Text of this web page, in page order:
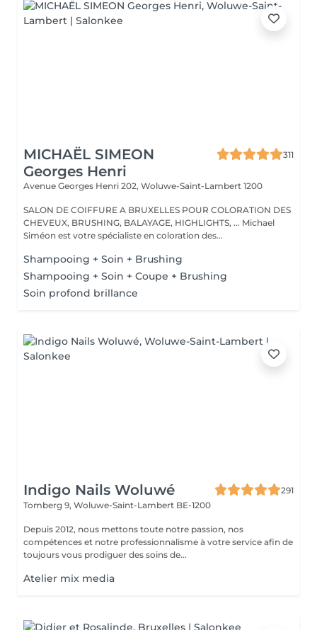
MICHAËL SIMEON
Georges Henri
311
Avenue Georges Henri 202, Woluwe-Saint-Lambert 1200
SALON DE COIFFURE A BRUXELLES POUR COLORATION DES
CHEVEUX, BRUSHING, BALAYAGE, HIGHLIGHTS, ... Michael
Siméon est votre spécialiste en coloration des...
Shampooing + Soin + Brushing
Shampooing + Soin + Coupe + Brushing
Soin profond brillance
Indigo Nails Woluwé
291
Tomberg 9, Woluwe-Saint-Lambert BE-1200
Depuis 2012, nous mettons toute notre passion, nos
compétences et notre professionnalisme à votre service afin de
toujours vous prodiguer des soins de...
Atelier mix media